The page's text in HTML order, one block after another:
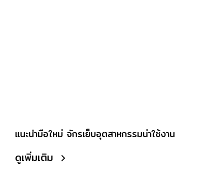
แนะนำมือใหม่ จักรเย็บอุตสาหกรรมน่าใช้งาน
ดูเพิ่มเติม